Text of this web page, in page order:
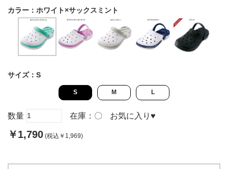
カラー： ホワイト×サックスミント
サイズ： S
S M L
数量 在庫： 〇 お気に入り ♥
￥1,790 (税込￥1,969)